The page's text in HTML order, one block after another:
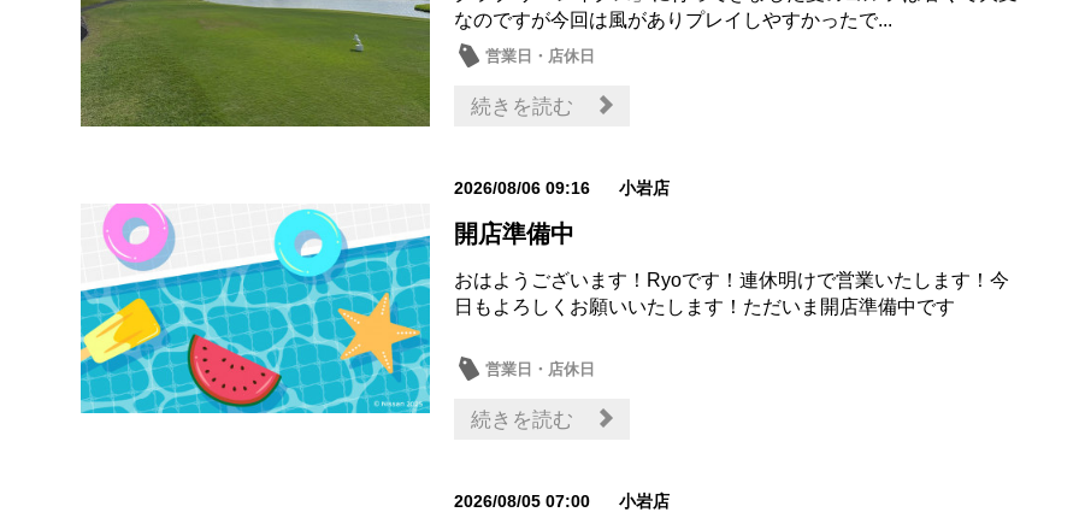
なのですが今回は風がありプレイしやすかったで...
営業日・店休日
続きを読む
2026/08/06 09:16 小岩店
開店準備中
おはようございます！Ryoです！連休明けで営業いたします！今
日もよろしくお願いいたします！ただいま開店準備中です
営業日・店休日
続きを読む
2026/08/05 07:00 小岩店